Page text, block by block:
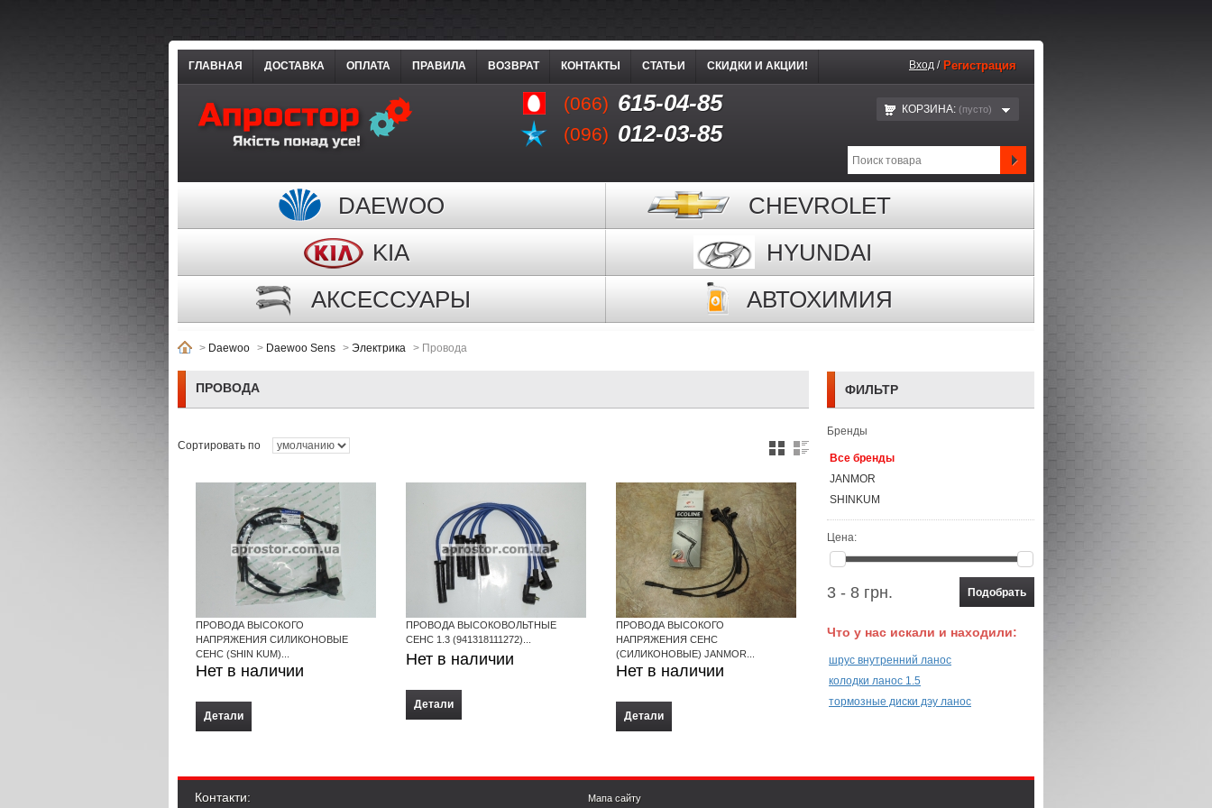
(066) 615-04-85
(096) 012-03-85
ГЛАВНАЯ ДОСТАВКА ОПЛАТА ПРАВИЛА ВОЗВРАТ КОНТАКТЫ СТАТЬИ СКИДКИ И АКЦИИ! Вход / Регистрация
КОРЗИНА: (пустo)
DAEWOO
CHEVROLET
KIA
HYUNDAI
АКСЕССУАРЫ
АВТОХИМИЯ
> Daewoo > Daewoo Sens > Электрика > Провода
ПРОВОДА
Сортировать по
ПРОВОДА ВЫСОКОГО
НАПРЯЖЕНИЯ СИЛИКОНОВЫЕ
СЕНС (SHIN KUM)...
Нет в наличии
Детали
ПРОВОДА ВЫСОКОВОЛЬТНЫЕ
СЕНС 1.3 (941318111272)...
Нет в наличии
Детали
ПРОВОДА ВЫСОКОГО
НАПРЯЖЕНИЯ СЕНС
(СИЛИКОНОВЫЕ) JANMOR...
Нет в наличии
Детали
ФИЛЬТР
Бренды
Все бренды
JANMOR
SHINKUM
Цена:
3 - 8 грн.
Что у нас искали и находили:
шрус внутренний ланос
колодки ланос 1.5
тормозные диски дэу ланос
Контакти: Мапа сайту